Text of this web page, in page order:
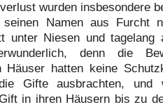
wurden insbesondere
Namen aus Furcht
unter Niesen und tagelang
denn die
Häuser hatten keine
Gifte ausbrachten, und
in ihren Häusern bis zu